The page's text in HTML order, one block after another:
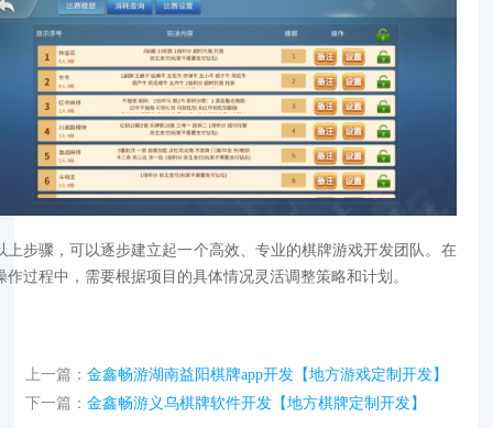
上步骤，可以逐步建立起一个高效、专业的棋牌游戏开发团队。在
作过程中，需要根据项目的具体情况灵活调整策略和计划。
上一篇：金鑫畅游湖南益阳棋牌app开发【地方游戏定制开发】
下一篇：金鑫畅游义乌棋牌软件开发【地方棋牌定制开发】